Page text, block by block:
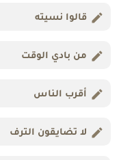
قالوا نسيته
من بادي الوقت
أقرب الناس
لا تضايقون الترف